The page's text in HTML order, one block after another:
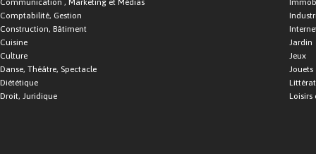
Communication , Marketing et Médias
Comptabilité, Gestion
Construction, Bâtiment
Cuisine
Culture
Danse, Théâtre, Spectacle
Diététique
Droit, Juridique
Jardin
Jeux
Jouets
Loisirs